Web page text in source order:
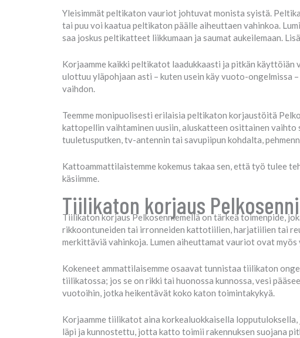
Yleisimmät peltikaton vauriot johtuvat monista syistä.
tai puu voi kaatua peltikaton päälle aiheuttaen vahinkoa.
saa joskus peltikatteet liikkumaan ja saumat aukeilemaan.
Korjaamme kaikki peltikatot laadukkaasti ja pitkän
ulottuu yläpohjaan asti – kuten usein käy vuoto-ongelmissa
vaihdon.
Teemme monipuolisesti erilaisia peltikaton korjaustöitä
kattopellin vaihtaminen uusiin, aluskatteen osittainen
tuuletusputken, tv-antennin tai savupiipun kohdalta,
Kattoammattilaistemme kokemus takaa sen, että työ tulee
käsiimme.
Tiilikaton korjaus
Tiilikaton korjaus Pelkosenniemellä on tärkeä toimenpide,
rikkoontuneiden tai irronneiden kattotiilien, harjatiilien tai
merkittäviä vahinkoja. Lumen aiheuttamat vauriot ovat
Kokeneet ammattilaisemme osaavat tunnistaa tiilikaton
tiilikatossa; jos se on rikki tai huonossa kunnossa, vesi
vuotoihin, jotka heikentävät koko katon toimintakykyä.
Korjaamme tiilikatot aina korkealuokkaisella
läpi ja kunnostettu, jotta katto toimii rakennuksen suojana